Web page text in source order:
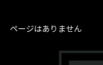
ページはありません